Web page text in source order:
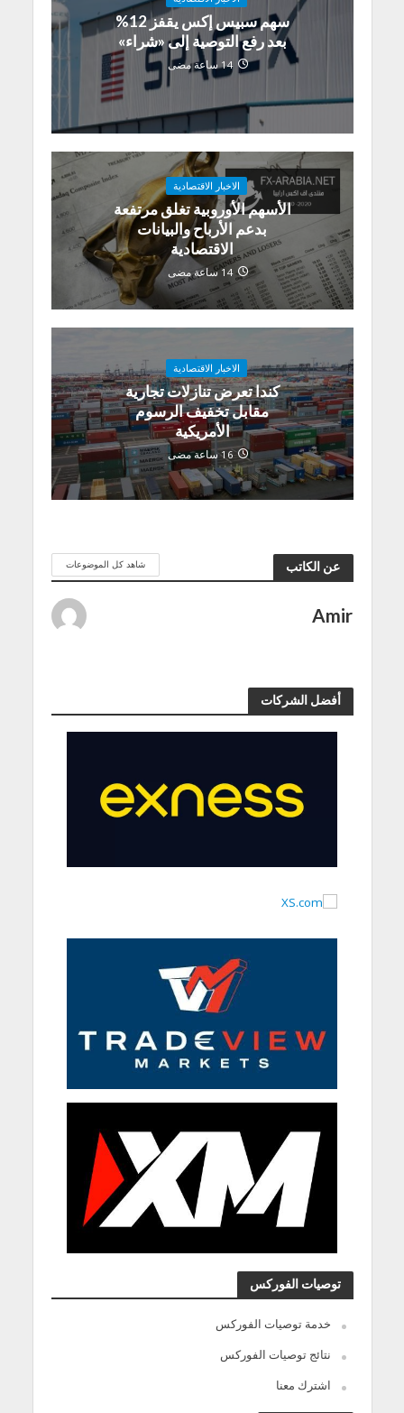
سهم سبيس إكس يقفز 12%
بعد رفع التوصية إلى «شراء»
14 ساعة مضى
الاخبار الاقتصادية
الأسهم الأوروبية تغلق مرتفعة
بدعم الأرباح والبيانات
الاقتصادية
14 ساعة مضى
الاخبار الاقتصادية
كندا تعرض تنازلات تجارية
مقابل تخفيف الرسوم
الأمريكية
16 ساعة مضى
عن الكاتب شاهد كل الموضوعات
Amir
أفضل الشركات
توصيات الفوركس
خدمة توصيات الفوركس
نتائج توصيات الفوركس
اشترك معنا